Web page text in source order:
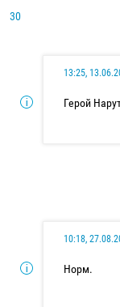
30
13:25,
Герой
10:18,
Норм.